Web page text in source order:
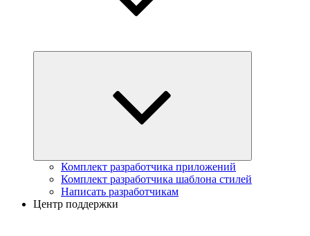
Комплект разработчика приложений
Комплект разработчика шаблона стилей
Написать разработчикам
Центр поддержки